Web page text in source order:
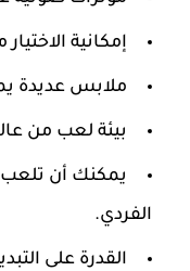
إمكانية
ملابس عديدة
بيئة لعب من
يمكنك أن
الفردي.
القدرة على